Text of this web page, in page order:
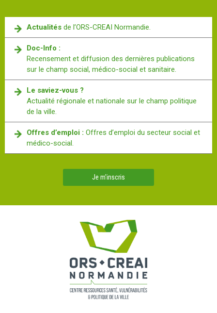
Actualités de l’ORS-CREAI Normandie.
Doc-Info :
Recensement et diffusion des dernières publications
sur le champ social, médico-social et sanitaire.
Le saviez-vous ?
Actualité régionale et nationale sur le champ politique
de la ville.
Offres d’emploi : Offres d’emploi du secteur social et
médico-social.
Je m'inscris